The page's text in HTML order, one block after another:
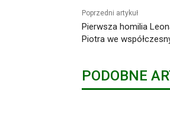
Poprzedni artykuł
Pierwsza homilia
Piotra we
PODOBNE